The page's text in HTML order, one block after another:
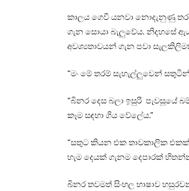
කාලය ගෙවී යනවා නොදැනුණු
ගැන සොයා බැලුවේය. නිදහසේ
අවශ්‍යතාවයන් ගැන පවා
“මං මේ තරම් සැහැල්ලුවෙන්
“බිනර දෙස බලා ඉසුරි පැවසූයේ
කෑම සඳහා ගිය වේලේය.”
“සතුට කියන එක තාවකාලික
හැම දෙයක් ගැනම දෙපාරක්
බිනර තවමත් සිංහල භාෂාව